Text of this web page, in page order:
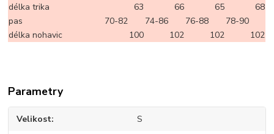
délka trika
63 66 65
68
pas
70-82 74-86 76-88
78-90
délka nohavic
100 102 102 102
Parametry
Velikost S